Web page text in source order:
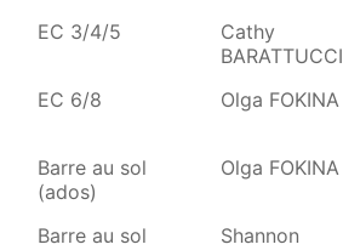
EC 3/4/5
Cathy
BARATTUCCI
EC 6/8
Olga FOKINA
Barre au sol
(ados)
Olga FOKINA
Barre au sol
Shannon